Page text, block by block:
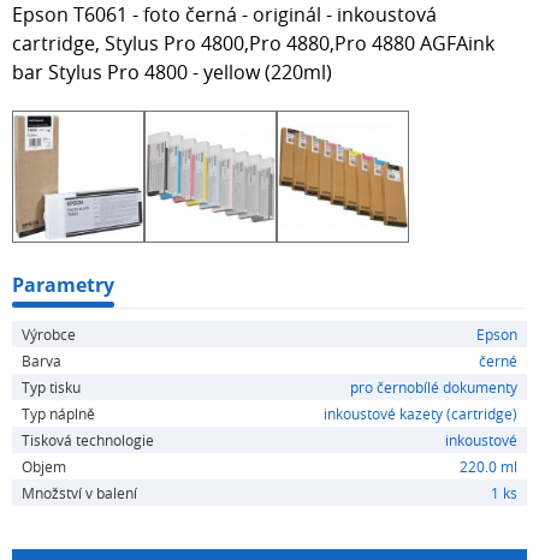
Epson T6061 - foto černá - originál - inkoustová
cartridge, Stylus Pro 4800,Pro 4880,Pro 4880 AGFAink
bar Stylus Pro 4800 - yellow (220ml)
Parametry
Výrobce
Epson
Barva
černé
Typ tisku
pro černobílé dokumenty
Typ náplně
inkoustové kazety (cartridge)
Tisková technologie
inkoustové
Objem
220.0 ml
Množství v balení
1 ks